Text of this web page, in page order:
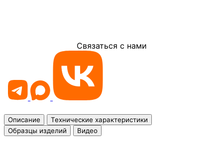
Связаться с нами
Описание
Технические характеристики
Образцы изделий
Видео